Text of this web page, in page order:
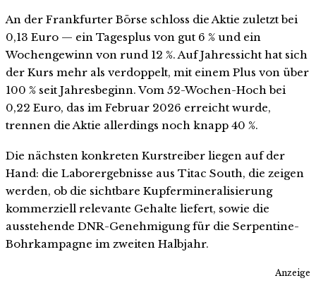
An der Frankfurter Börse schloss die Aktie zuletzt bei
0,13 Euro — ein Tagesplus von gut 6 % und ein
Wochengewinn von rund 12 %. Auf Jahressicht hat sich
der Kurs mehr als verdoppelt, mit einem Plus von über
100 % seit Jahresbeginn. Vom 52-Wochen-Hoch bei
0,22 Euro, das im Februar 2026 erreicht wurde,
trennen die Aktie allerdings noch knapp 40 %.
Die nächsten konkreten Kurstreiber liegen auf der
Hand: die Laborergebnisse aus Titac South, die zeigen
werden, ob die sichtbare Kupfermineralisierung
kommerziell relevante Gehalte liefert, sowie die
ausstehende DNR-Genehmigung für die Serpentine-
Bohrkampagne im zweiten Halbjahr.
Anzeige